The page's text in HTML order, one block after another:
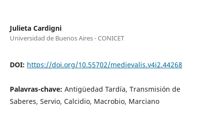
Julieta Cardigni
Universidad de Buenos Aires - CONICET
DOI: https://doi.org/10.55702/medievalis.v4i2.44268
Palavras-chave: Antigüedad Tardía, Transmisión de
Saberes, Servio, Calcidio, Macrobio, Marciano